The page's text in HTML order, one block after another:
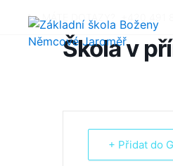
MÁTE DOTAZY? +420 491
Škola v
+ Přidat do